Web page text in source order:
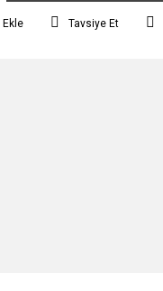
Tavsiye Et